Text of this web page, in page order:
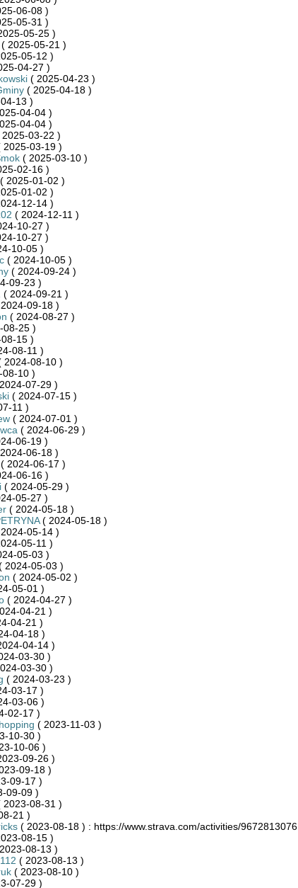
06-08 )
05-31 )
05-25 )
2025-05-21 )
05-12 )
04-27 )
( 2025-04-23 )
( 2025-04-18 )
13 )
04-04 )
04-04 )
03-22 )
03-19 )
( 2025-03-10 )
02-16 )
2025-01-02 )
01-02 )
12-14 )
( 2024-12-11 )
10-27 )
10-27 )
10-05 )
( 2024-10-05 )
( 2024-09-24 )
09-23 )
( 2024-09-21 )
09-18 )
( 2024-08-27 )
25 )
15 )
08-11 )
08-10 )
10 )
07-29 )
( 2024-07-15 )
11 )
( 2024-07-01 )
( 2024-06-29 )
06-19 )
06-18 )
2024-06-17 )
06-16 )
( 2024-05-29 )
05-27 )
( 2024-05-18 )
( 2024-05-18 )
05-14 )
05-11 )
05-03 )
2024-05-03 )
( 2024-05-02 )
05-01 )
( 2024-04-27 )
04-21 )
04-21 )
04-18 )
04-14 )
03-30 )
03-30 )
( 2024-03-23 )
03-17 )
03-06 )
02-17 )
( 2023-11-03 )
10-30 )
10-06 )
09-26 )
09-18 )
09-17 )
09-09 )
08-31 )
21 )
( 2023-08-18 ) : https://www.strava.com/activities/9672813076
08-15 )
08-13 )
( 2023-08-13 )
( 2023-08-10 )
07-29 )